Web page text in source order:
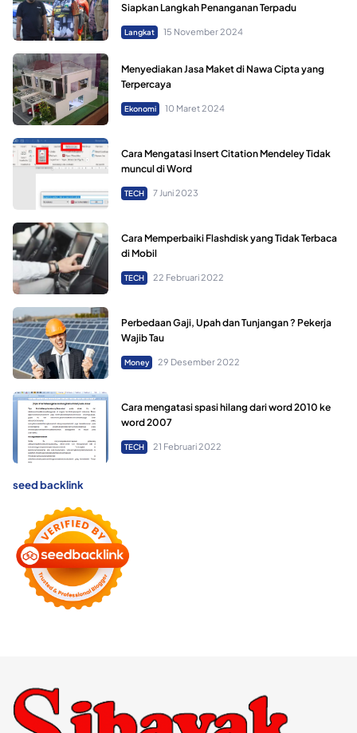
Siapkan Langkah Penanganan Terpadu
Langkat 15 November 2024
Menyediakan Jasa Maket di Nawa Cipta yang
Terpercaya
Ekonomi 10 Maret 2024
Cara Mengatasi Insert Citation Mendeley Tidak
muncul di Word
TECH 7 Juni 2023
Cara Memperbaiki Flashdisk yang Tidak Terbaca
di Mobil
TECH 22 Februari 2022
Perbedaan Gaji, Upah dan Tunjangan ? Pekerja
Wajib Tau
Money 29 Desember 2022
Cara mengatasi spasi hilang dari word 2010 ke
word 2007
TECH 21 Februari 2022
seed backlink